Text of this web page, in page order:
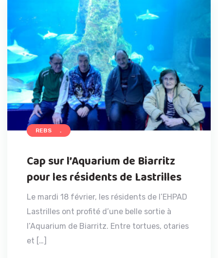
ACCUEIL
REBS
Cap sur l’Aquarium de Biarritz
pour les résidents de Lastrilles
Le mardi 18 février, les résidents de l’EHPAD
Lastrilles ont profité d’une belle sortie à
l’Aquarium de Biarritz. Entre tortues, otaries
et […]